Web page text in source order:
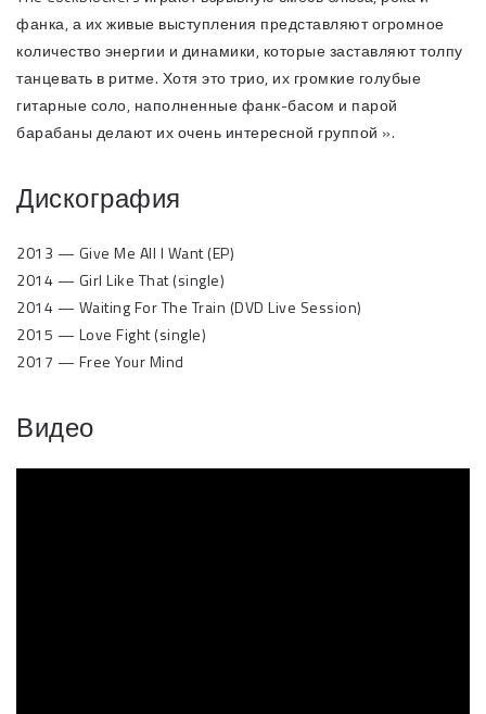
фанка, а их живые выступления представляют огромное
количество энергии и динамики, которые заставляют толпу
танцевать в ритме. Хотя это трио, их громкие голубые
гитарные соло, наполненные фанк-басом и парой
барабаны делают их очень интересной группой ».
Дискография
2013 — Give Me All I Want (EP)
2014 — Girl Like That (single)
2014 — Waiting For The Train (DVD Live Session)
2015 — Love Fight (single)
2017 — Free Your Mind
Видео